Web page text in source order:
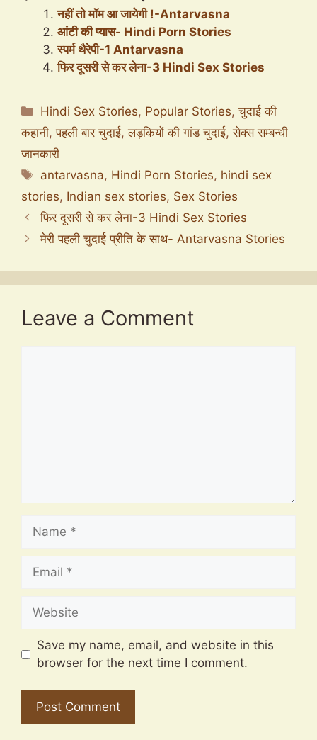
नहीं तो मॉम आ जायेगी !-Antarvasna
आंटी की प्यास- Hindi Porn Stories
स्पर्म थैरेपी-1 Antarvasna
फिर दूसरी से कर लेना-3 Hindi Sex Stories
Categories
Hindi Sex Stories, Popular Stories,चुदाई की
कहानी,पहली बार चुदाई,लड़कियों की गांड चुदाई,सेक्स सम्बन्धी
जानकारी
Tags
antarvasna, Hindi Porn Stories, hindi sex
stories, Indian sex stories, Sex Stories
फिर दूसरी से कर लेना-3 Hindi Sex Stories
मेरी पहली चुदाई प्रीति के साथ- Antarvasna Stories
Leave a Comment
Name
Email
Website
Save my name, email, and website in this
browser for the next time I comment.